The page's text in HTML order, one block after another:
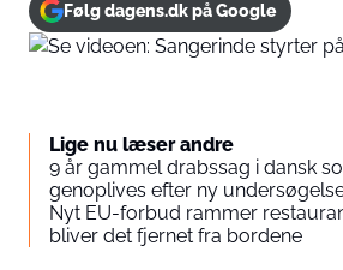
Følg dagens.dk på Google
Lige nu læser andre
9 år gammel drabssag i dansk
genoplives efter ny
Nyt EU-forbud rammer
bliver det fjernet fra bordene